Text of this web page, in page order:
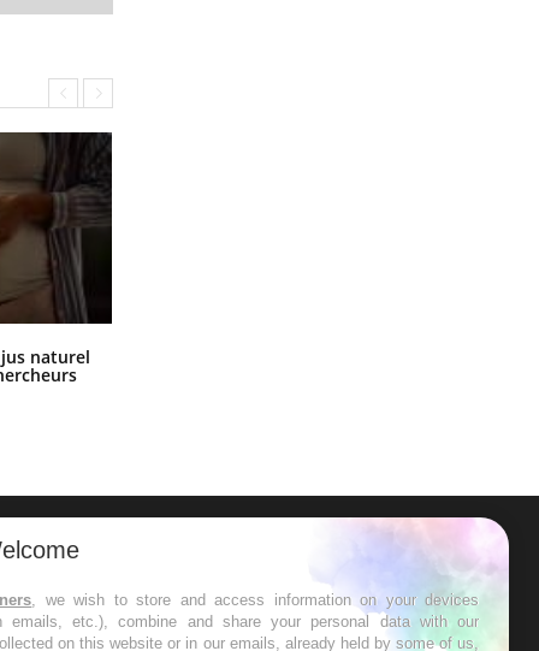
jus naturel
les semaines les meilleures
, we wish to store and access information on your devices
emails, etc.), combine and share your personal data with our
on this website or in our emails, already held by some of us,